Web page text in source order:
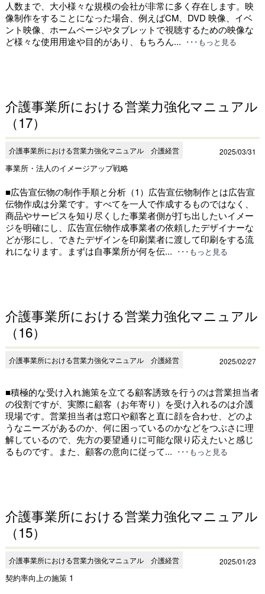
人数まで、大小様々な規模の会社が非常に多く存在します。映
像制作をすることになった場合、例えばCM、DVD 映像、イベ
ント映像、ホームページやタブレットで視聴するための映像な
ど様々な使用用途や目的があり、もちろん... ･･･もっと見る
介護事業所における営業力強化マニュアル
（17）
介護事業所における営業力強化マニュアル 介護経営 2025/03/31
事業所・法人のイメージアップ戦略
■広告宣伝物の制作手順と分析（1）広告宣伝物制作とは広告宣
伝物作成は分業です。すべてを一人で作成するものではなく、
商品やサービスを知り尽くした事業者側が打ち出したいイメー
ジを明確にし、広告宣伝物作成事業者の依頼したデザイナーな
どが形にし、できたデザインを印刷業者に渡して印刷をする流
れになります。まずは自事業所が何を伝... ･･･もっと見る
介護事業所における営業力強化マニュアル
（16）
介護事業所における営業力強化マニュアル 介護経営 2025/02/27
■積極的な受け入れ施策を立てる顧客誘致を行うのは営業担当者
の役割ですが、実際に顧客（お年寄り）を受け入れるのは介護
現場です。営業担当者は窓口や顧客と直に顔を合わせ、どのよ
うなニーズがあるのか、何に困っているのかなどをつぶさに理
解しているので、先方の要望通りに可能な限り応えたいと感じ
るものです。また、顧客の意向に従って... ･･･もっと見る
介護事業所における営業力強化マニュアル
（15）
介護事業所における営業力強化マニュアル 介護経営 2025/01/23
契約率向上の施策 1